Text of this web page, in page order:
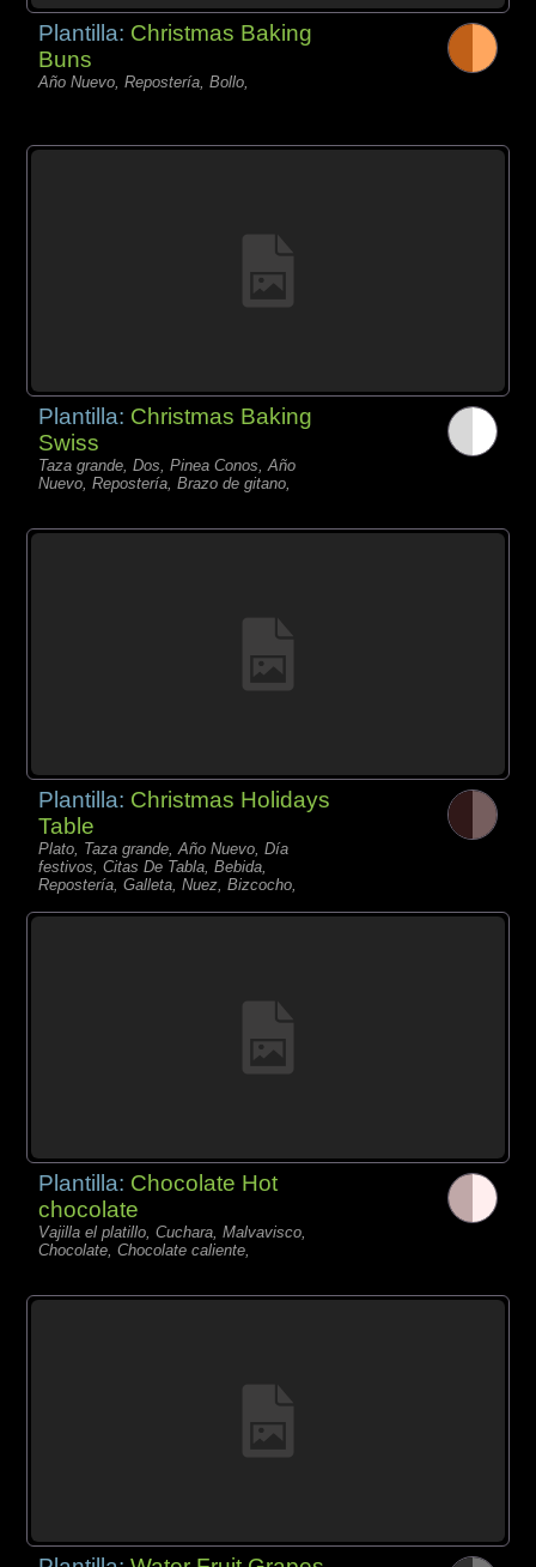
Plantilla: Christmas Baking
Buns
Año Nuevo, Repostería, Bollo,
Plantilla: Christmas Baking
Swiss
Taza grande, Dos, Pinea Conos, Año
Nuevo, Repostería, Brazo de gitano,
Plantilla: Christmas Holidays
Table
Plato, Taza grande, Año Nuevo, Día
festivos, Citas De Tabla, Bebida,
Repostería, Galleta, Nuez, Bizcocho,
Plantilla: Chocolate Hot
chocolate
Vajilla el platillo, Cuchara, Malvavisco,
Chocolate, Chocolate caliente,